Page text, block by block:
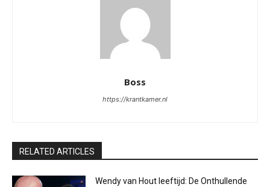
Boss
https://krantkamer.nl
RELATED ARTICLES
Wendy van Hout leeftijd: De Onthullende